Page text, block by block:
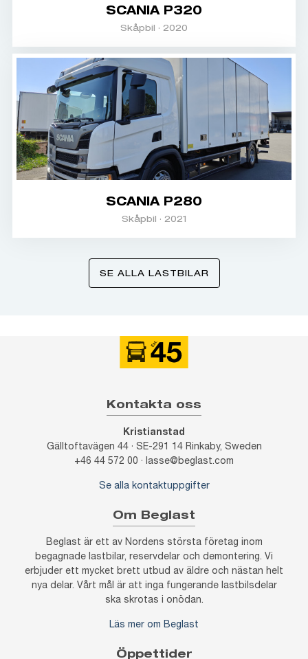
SCANIA P320
Skåpbil · 2020
SCANIA P280
Skåpbil · 2021
SE ALLA LASTBILAR
Kontakta oss
Kristianstad
Gälltoftavägen 44 · SE-291 14 Rinkaby, Sweden
+46 44 572 00 · lasse@beglast.com
Se alla kontaktuppgifter
Om Beglast
Beglast är ett av Nordens största företag inom
begagnade lastbilar, reservdelar och demontering. Vi
erbjuder ett mycket brett utbud av äldre och nästan helt
nya delar. Vårt mål är att inga fungerande lastbilsdelar
ska skrotas i onödan.
Läs mer om Beglast
Öppettider